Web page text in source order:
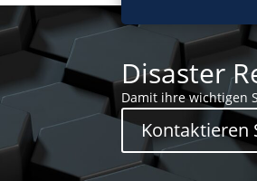
Disaster
Damit ihre wichtigen
Kontaktieren